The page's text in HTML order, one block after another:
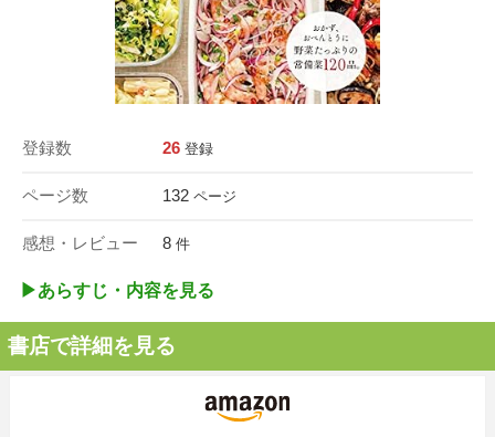
登録数 26 登録
ページ数 132 ページ
感想・レビュー 8 件
▶︎あらすじ・内容を見る
書店で詳細を見る